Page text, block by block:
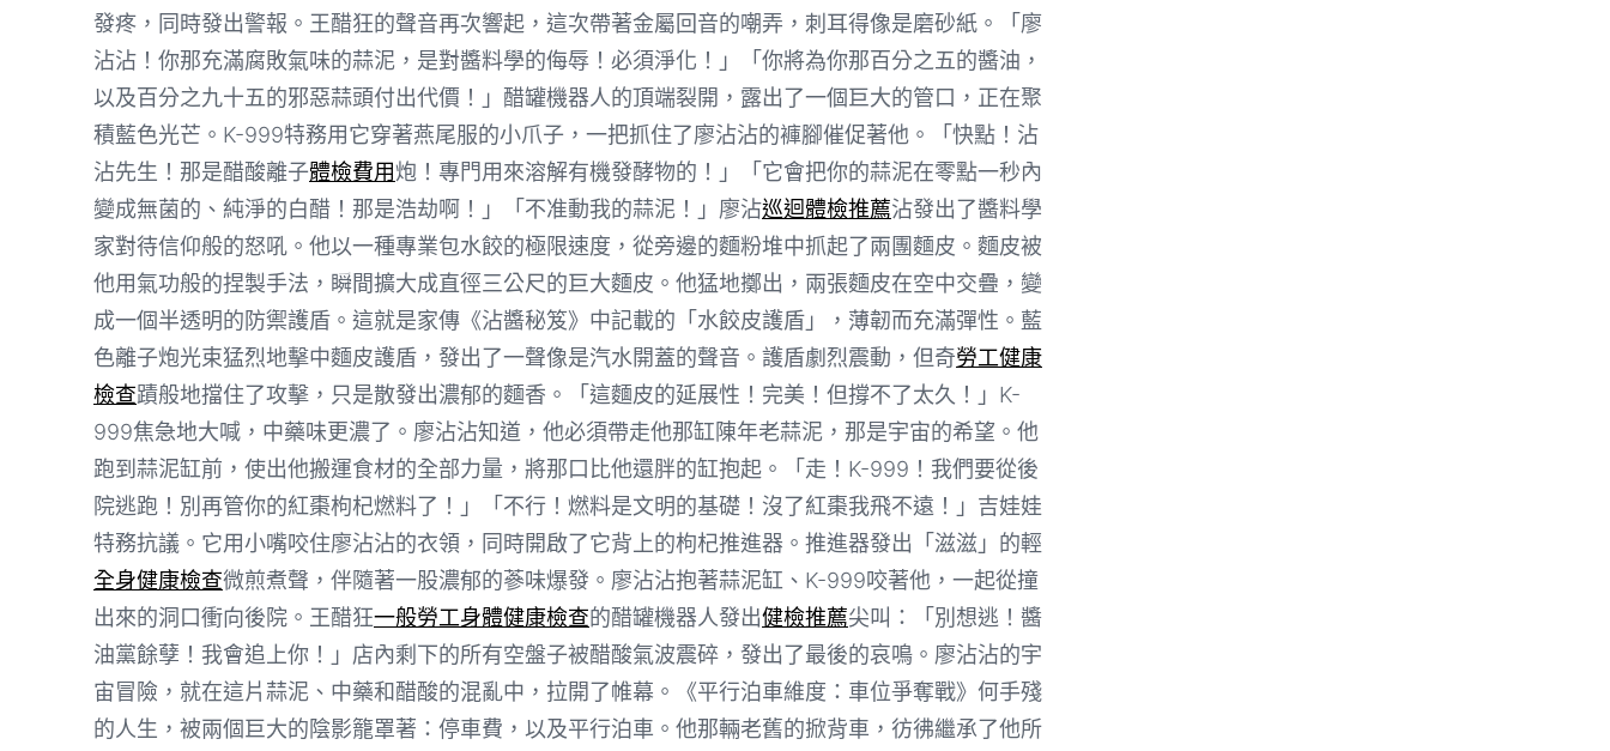
發疼，同時發出警報。王醋狂的聲音再次響起，這次帶著金屬回音的嘲弄，刺耳得像是磨砂紙。「廖
沾沾！你那充滿腐敗氣味的蒜泥，是對醬料學的侮辱！必須淨化！」「你將為你那百分之五的醬油，
以及百分之九十五的邪惡蒜頭付出代價！」醋罐機器人的頂端裂開，露出了一個巨大的管口，正在聚
積藍色光芒。K-999特務用它穿著燕尾服的小爪子，一把抓住了廖沾沾的褲腳催促著他。「快點！沾
沾先生！那是醋酸離子體檢費用炮！專門用來溶解有機發酵物的！」「它會把你的蒜泥在零點一秒內
變成無菌的、純淨的白醋！那是浩劫啊！」「不准動我的蒜泥！」廖沾巡迴體檢推薦沾發出了醬料學
家對待信仰般的怒吼。他以一種專業包水餃的極限速度，從旁邊的麵粉堆中抓起了兩團麵皮。麵皮被
他用氣功般的捏製手法，瞬間擴大成直徑三公尺的巨大麵皮。他猛地擲出，兩張麵皮在空中交疊，變
成一個半透明的防禦護盾。這就是家傳《沾醬秘笈》中記載的「水餃皮護盾」，薄韌而充滿彈性。藍
色離子炮光束猛烈地擊中麵皮護盾，發出了一聲像是汽水開蓋的聲音。護盾劇烈震動，但奇勞工健康
檢查蹟般地擋住了攻擊，只是散發出濃郁的麵香。「這麵皮的延展性！完美！但撐不了太久！」K-
999焦急地大喊，中藥味更濃了。廖沾沾知道，他必須帶走他那缸陳年老蒜泥，那是宇宙的希望。他
跑到蒜泥缸前，使出他搬運食材的全部力量，將那口比他還胖的缸抱起。「走！K-999！我們要從後
院逃跑！別再管你的紅棗枸杞燃料了！」「不行！燃料是文明的基礎！沒了紅棗我飛不遠！」吉娃娃
特務抗議。它用小嘴咬住廖沾沾的衣領，同時開啟了它背上的枸杞推進器。推進器發出「滋滋」的輕
全身健康檢查微煎煮聲，伴隨著一股濃郁的蔘味爆發。廖沾沾抱著蒜泥缸、K-999咬著他，一起從撞
出來的洞口衝向後院。王醋狂一般勞工身體健康檢查的醋罐機器人發出健檢推薦尖叫：「別想逃！醬
油黨餘孽！我會追上你！」店內剩下的所有空盤子被醋酸氣波震碎，發出了最後的哀鳴。廖沾沾的宇
宙冒險，就在這片蒜泥、中藥和醋酸的混亂中，拉開了帷幕。《平行泊車維度：車位爭奪戰》何手殘
的人生，被兩個巨大的陰影籠罩著：停車費，以及平行泊車。他那輛老舊的掀背車，彷彿繼承了他所